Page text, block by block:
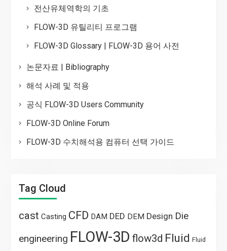
전산유체역학의 기초
FLOW-3D 유틸리티 프로그램
FLOW-3D Glossary | FLOW-3D 용어 사전
논문자료 | Bibliography
해석 사례 및 적용
공식 FLOW-3D Users Community
FLOW-3D Online Forum
FLOW-3D 수치해석용 컴퓨터 선택 가이드
Tag Cloud
cast Casting CFD DAM DED DEM Design Die
engineering FLOW-3D flow3d Fluid Fluid